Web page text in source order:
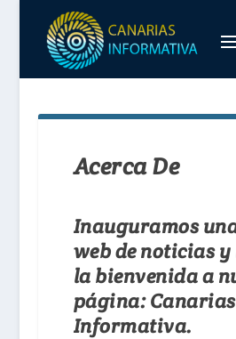
Acerca De
Inauguramos
web de noticias y
la bienvenida a
página: Canarias
Informativa.